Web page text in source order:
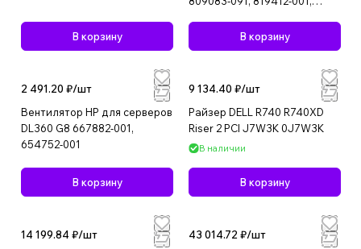
В корзину
В корзину
2 491.20 ₽/шт
Вентилятор HP для серверов
DL360 G8 667882-001,
654752-001
В корзину
9 134.40 ₽/шт
Райзер DELL R740 R740XD
Riser 2 PCI J7W3K 0J7W3K
В наличии
В корзину
14 199.84 ₽/шт
43 014.72 ₽/шт